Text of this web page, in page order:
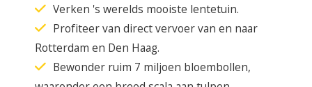
Verken 's werelds mooiste lentetuin.
Profiteer van direct vervoer van en naar
Rotterdam en Den Haag.
Bewonder ruim 7 miljoen bloembollen,